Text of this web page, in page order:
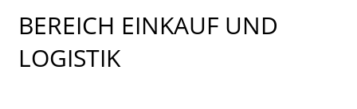
BEREICH EINKAUF UND
LOGISTIK